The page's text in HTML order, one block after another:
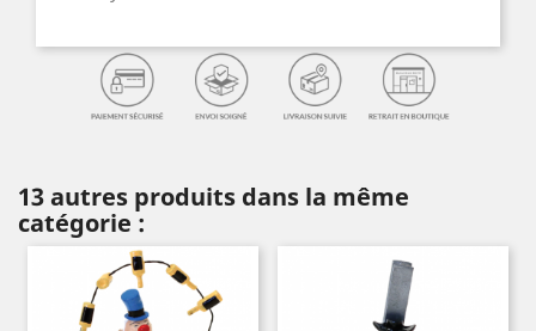
13 autres produits dans la même
catégorie :